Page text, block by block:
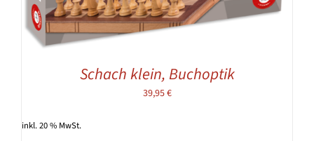
Schach klein, Buchoptik
39,95€
inkl. 20 % MwSt.